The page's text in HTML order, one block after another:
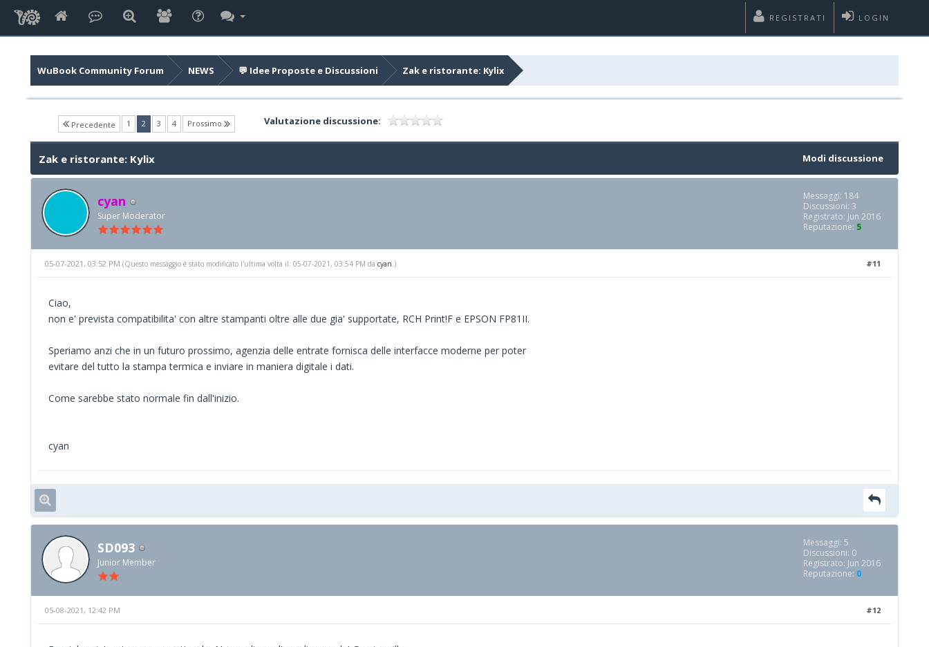
LOGIN
REGISTRATI
WuBook Community Forum NEWS 💬 Idee Proposte e Discussioni Zak e ristorante: Kylix
Precedente 1 2(current)
3 4 Prossimo Valutazione discussione:
Modi discussione
Zak e ristorante: Kylix
cyan
Super Moderator
Messaggi: 184
Discussioni: 3
Registrato: Jun 2016
Reputazione: 5
#11
05-07-2021, 03:52 PM (Questo messaggio è stato modificato l'ultima volta il: 05-07-2021, 03:54 PM da cyan .)
Ciao,
non e' prevista compatibilita' con altre stampanti oltre alle due gia' supportate, RCH Print!F e EPSON FP81II.
Speriamo anzi che in un futuro prossimo, agenzia delle entrate fornisca delle interfacce moderne per poter
evitare del tutto la stampa termica e inviare in maniera digitale i dati.
Come sarebbe stato normale fin dall'inizio.
cyan
SD093
Junior Member
Messaggi: 5
Discussioni: 0
Registrato: Jun 2016
Reputazione: 0
#12
05-08-2021, 12:42 PM